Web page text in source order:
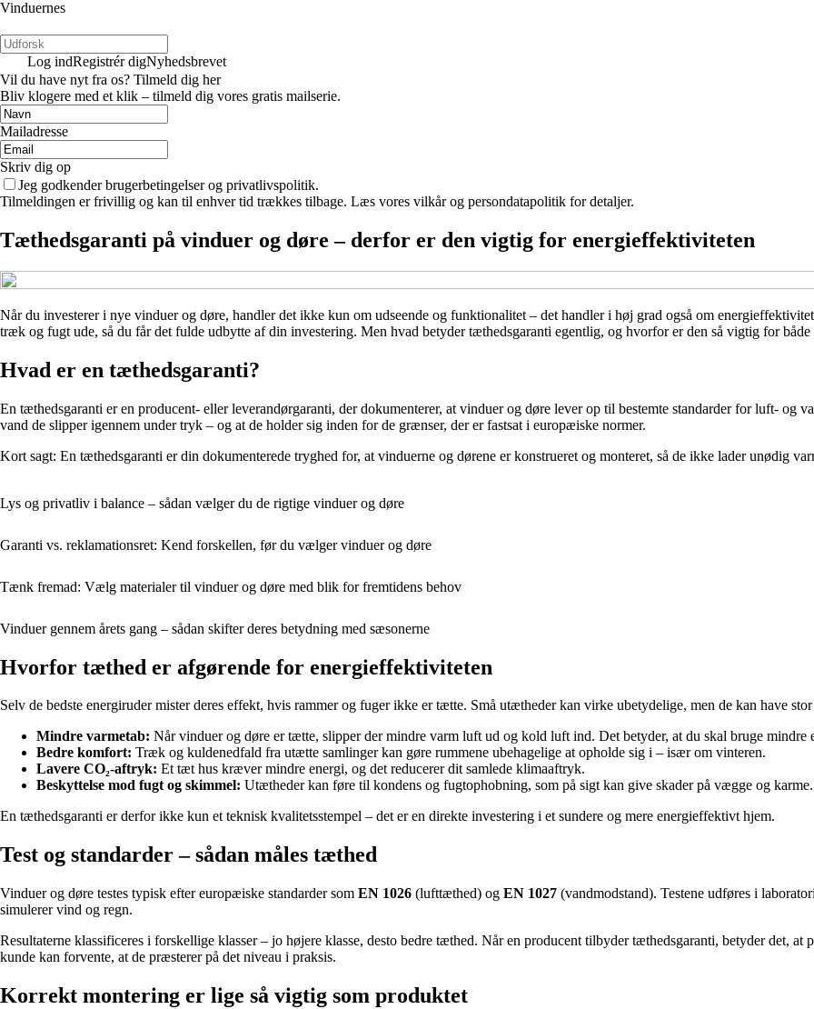
Vinduernes
Log indRegistrér digNyhedsbrevet
Vil du have nyt fra os? Tilmeld dig her
Bliv klogere med et klik – tilmeld dig vores gratis mailserie.
Mailadresse
Skriv dig op
Jeg godkender brugerbetingelser og privatlivspolitik.
Tilmeldingen er frivillig og kan til enhver tid trækkes tilbage. Læs vores vilkår og persondatapolitik for detaljer.
Tæthedsgaranti på vinduer og døre – derfor er den vigtig for energieffektiviteten
Når du investerer i nye vinduer og døre, handler det ikke kun om udseende og funktionalitet – det handler i høj grad også om
træk og fugt ude, så du får det fulde udbytte af din investering. Men hvad betyder tæthedsgaranti egentlig, og hvorfor er den så vigtig for
Hvad er en tæthedsgaranti?
En tæthedsgaranti er en producent- eller leverandørgaranti, der dokumenterer, at vinduer og døre lever op til bestemte standarder for luft- og
vand de slipper igennem under tryk – og at de holder sig inden for de grænser, der er fastsat i europæiske normer.
Kort sagt: En tæthedsgaranti er din dokumenterede tryghed for, at vinduerne og dørene er konstrueret og monteret, så de ikke lader unødig
Lys og privatliv i balance – sådan vælger du de rigtige vinduer og døre
Garanti vs. reklamationsret: Kend forskellen, før du vælger vinduer og døre
Tænk fremad: Vælg materialer til vinduer og døre med blik for fremtidens behov
Vinduer gennem årets gang – sådan skifter deres betydning med sæsonerne
Hvorfor tæthed er afgørende for energieffektiviteten
Selv de bedste energiruder mister deres effekt, hvis rammer og fuger ikke er tætte. Små utætheder kan virke ubetydelige, men de kan have
Mindre varmetab: Når vinduer og døre er tætte, slipper der mindre varm luft ud og kold luft ind. Det betyder, at du skal bruge mindre
Bedre komfort: Træk og kuldenedfald fra utætte samlinger kan gøre rummene ubehagelige at opholde sig i – især om vinteren.
Lavere CO₂-aftryk: Et tæt hus kræver mindre energi, og det reducerer dit samlede klimaaftryk.
Beskyttelse mod fugt og skimmel: Utætheder kan føre til kondens og fugtophobning, som på sigt kan give skader på vægge og karme.
En tæthedsgaranti er derfor ikke kun et teknisk kvalitetsstempel – det er en direkte investering i et sundere og mere energieffektivt hjem.
Test og standarder – sådan måles tæthed
Vinduer og døre testes typisk efter europæiske standarder som EN 1026 (lufttæthed) og EN 1027 (vandmodstand). Testene udføres i
simulerer vind og regn.
Resultaterne klassificeres i forskellige klasser – jo højere klasse, desto bedre tæthed. Når en producent tilbyder tæthedsgaranti, betyder det, at
kunde kan forvente, at de præsterer på det niveau i praksis.
Korrekt montering er lige så vigtig som produktet